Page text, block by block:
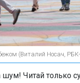
(Виталий Носач,
Читай только